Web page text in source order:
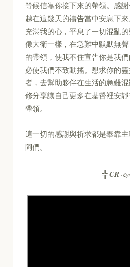
等候信靠你接下來的帶領。感
越在這幾天的禱告當中安息下
充滿我的心，平息了一切混亂
像大衛一樣，在急難中默默無
的帶領，使我不住宣告你是我
必使我們不致動搖。懇求你的
者，去幫助夥伴在生活的急難
修分享讓自己更多在基督裡安
帶領。
這一切的感謝與祈求都是奉靠主
阿們。
╬CR -C